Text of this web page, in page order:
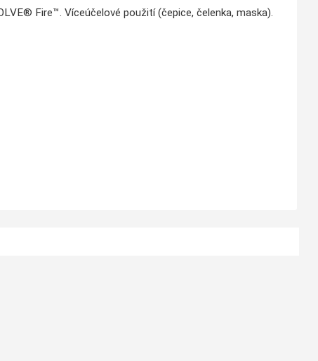
Fire™. Víceúčelové použití (čepice, čelenka, maska).